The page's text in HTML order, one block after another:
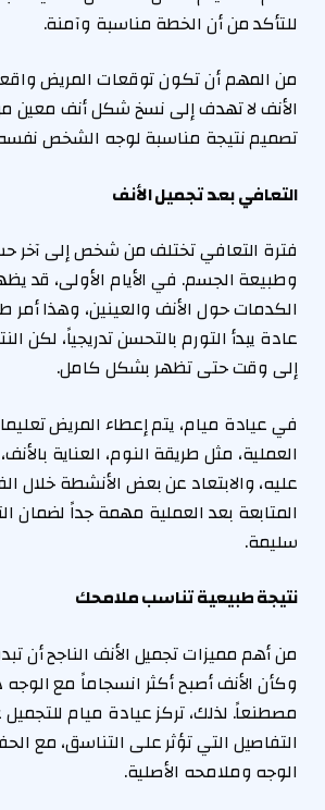
للتأكد من أن الخطة مناسبة وآمنة.
من المهم أن تكون توقعات المريض
الأنف لا تهدف إلى نسخ شكل أنف معين
تصميم نتيجة مناسبة لوجه الشخص
التعافي بعد تجميل الأنف
فترة التعافي تختلف من شخص إلى آخر
وطبيعة الجسم. في الأيام الأولى، قد
الكدمات حول الأنف والعينين، وهذا أمر
عادة يبدأ التورم بالتحسن تدريجياً، لكن
إلى وقت حتى تظهر بشكل كامل.
في عيادة ميام، يتم إعطاء المريض
العملية، مثل طريقة النوم، العناية
عليه، والابتعاد عن بعض الأنشطة خلال
المتابعة بعد العملية مهمة جداً لضمان
سليمة.
نتيجة طبيعية تناسب ملامحك
من أهم مميزات تجميل الأنف الناجح أن
وكأن الأنف أصبح أكثر انسجاماً مع
مصطنعاً. لذلك، تركز عيادة ميام
التفاصيل التي تؤثر على التناسق، مع
الوجه وملامحه الأصلية.